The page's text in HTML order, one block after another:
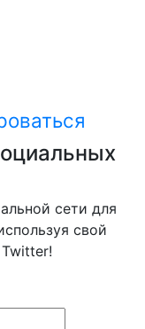
сети для
свой